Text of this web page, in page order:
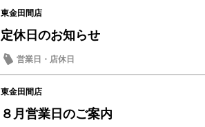
東金田間店
定休日のお知らせ
営業日・店休日
東金田間店
８月営業日のご案内